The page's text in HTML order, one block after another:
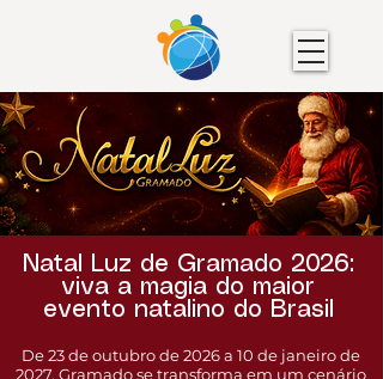
Natal Luz de Gramado 2026:
viva a magia do maior
evento natalino do Brasil
De 23 de outubro de 2026 a 10 de janeiro de
2027, Gramado se transforma em um cenário